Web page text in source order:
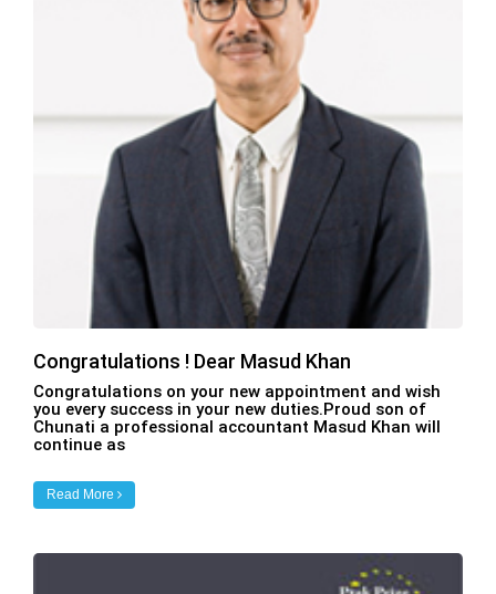
Congratulations ! Dear Masud Khan
Congratulations on your new appointment and wish
you every success in your new duties.Proud son of
Chunati a professional accountant Masud Khan will
continue as
Read More